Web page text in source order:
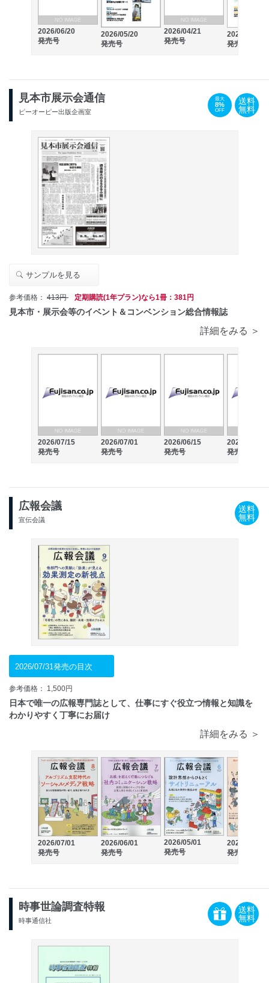
2026/06/20
発売号
2026/05/20
発売号
2026/04/21
発売号
2026/03/20
発売号
見本市展示会通信
ピーオーピー出版企画室
最大
8%
OFF
送料
無料
サンプルを見る
参考価格： 413円 定期購読(1年プラン)なら1冊：381円
見本市・展示会等のイベント＆コンベンション総合情報誌
詳細をみる ＞
2026/07/15
発売号
2026/07/01
発売号
2026/06/15
発売号
2026/06/01
発売号
広報会議
宣伝会議
送料
無料
2026/07/31発売の目次
参考価格： 1,500円
日本で唯一の広報専門誌として、仕事にすぐ役立つ情報と知識を
わかりやすく丁寧にお届け
詳細をみる ＞
2026/07/01
発売号
2026/06/01
発売号
2026/05/01
発売号
2026/04/01
発売号
時事世論調査特報
時事通信社
送料
無料